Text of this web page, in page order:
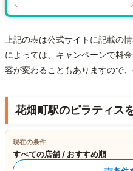
上記の表は公式サイトに記載の
によっては、キャンペーンで料
容が変わることもありますので
花畑町駅のピラティス
現在の条件
すべての店舗 / おすすめ順